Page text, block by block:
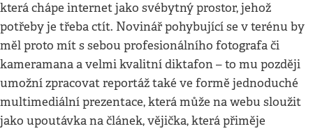
která chápe internet jako svébytný prostor, jehož
potřeby je třeba ctít. Novinář pohybující se v terénu by
měl proto mít s sebou profesionálního fotografa či
kameramana a velmi kvalitní diktafon – to mu později
umožní zpracovat reportáž také ve formě jednoduché
multimediální prezentace, která může na webu sloužit
jako upoutávka na článek, vějička, která přiměje